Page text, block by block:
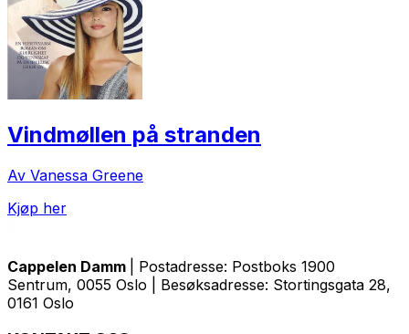
Vindmøllen på stranden
Av Vanessa Greene
Kjøp her
Cappelen Damm
| Postadresse: Postboks 1900
Sentrum, 0055 Oslo | Besøksadresse: Stortingsgata 28,
0161 Oslo